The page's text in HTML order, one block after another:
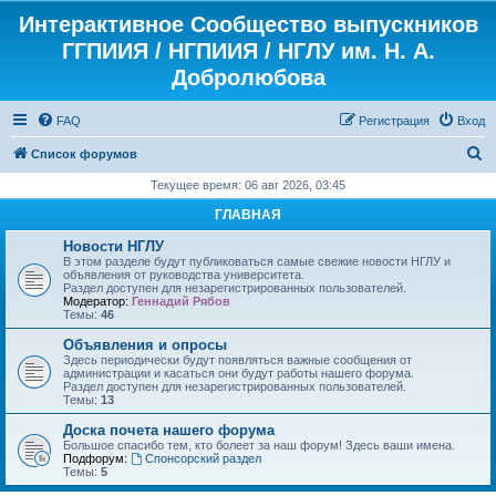
Интерактивное Сообщество выпускников
ГГПИИЯ / НГПИИЯ / НГЛУ им. Н. А.
Добролюбова
FAQ Вход
Регистрация
Список форумов
с
Текущее время: 06 авг 2026, 03:45
ГЛАВНАЯ
Новости НГЛУ
В этом разделе будут публиковаться самые свежие новости НГЛУ и
объявления от руководства университета.
Раздел доступен для незарегистрированных пользователей.
Модератор: Геннадий Рябов
Темы: 46
Объявления и опросы
Здесь периодически будут появляться важные сообщения от
администрации и касаться они будут работы нашего форума.
Раздел доступен для незарегистрированных пользователей.
Темы: 13
Доска почета нашего форума
Большое спасибо тем, кто болеет за наш форум! Здесь ваши имена.
Подфорум:
Спонсорский раздел
Темы: 5